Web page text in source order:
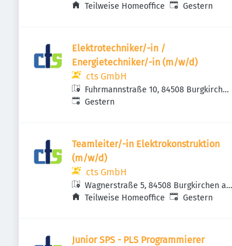
der Alz, Deutschland
Teilweise Homeoffice Veröffentlicht
Gestern
Elektrotechniker/-in /
Energietechniker/-in (m/w/d)
cts GmbH
Fuhrmannstraße 10, 84508 Burgkirchen
an der Alz, Deutschland
Veröffentlicht
Gestern
Teamleiter/-in Elektrokonstruktion
(m/w/d)
cts GmbH
Wagnerstraße 5, 84508 Burgkirchen an
der Alz, Deutschland
Teilweise Homeoffice Veröffentlicht
Gestern
Junior SPS - PLS Programmierer